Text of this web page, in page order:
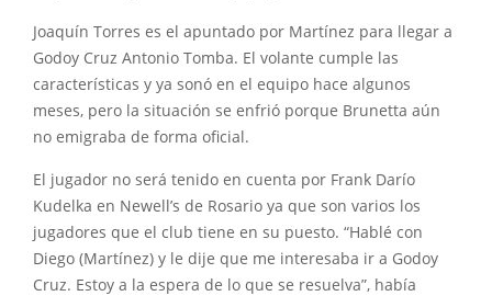
Joaquín Torres es el apuntado por Martínez para llegar a
Godoy Cruz Antonio Tomba. El volante cumple las
características y ya sonó en el equipo hace algunos
meses, pero la situación se enfrió porque Brunetta aún
no emigraba de forma oficial.
El jugador no será tenido en cuenta por Frank Darío
Kudelka en Newell’s de Rosario ya que son varios los
jugadores que el club tiene en su puesto. “Hablé con
Diego (Martínez) y le dije que me interesaba ir a Godoy
Cruz. Estoy a la espera de lo que se resuelva”, había